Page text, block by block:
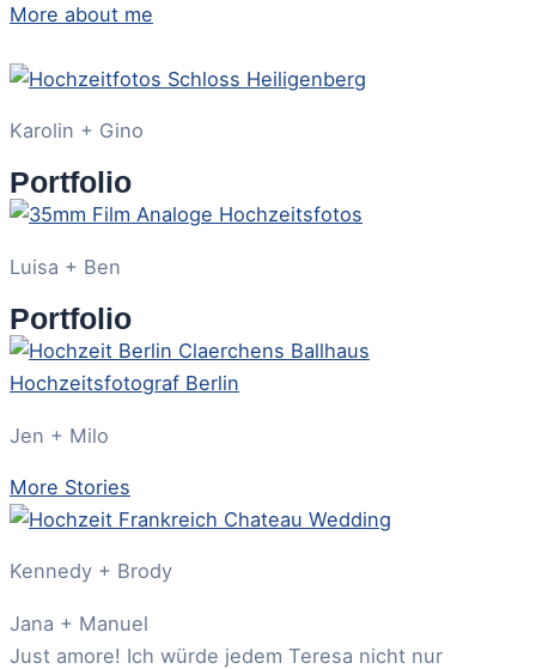
More about me
Karolin + Gino
Portfolio
Luisa + Ben
Portfolio
Jen + Milo
More Stories
Kennedy + Brody
Jana + Manuel
Just amore! Ich würde jedem Teresa nicht nur